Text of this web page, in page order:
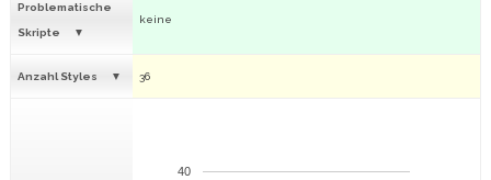
Problematische
Skripte
keine
Anzahl Styles 36
40